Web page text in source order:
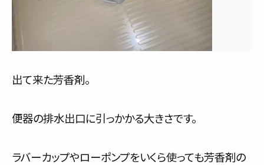
出て来た芳香剤。
便器の排水出口に引っかかる大きさです。
ラバーカップやローポンプをいくら使っても芳香剤の